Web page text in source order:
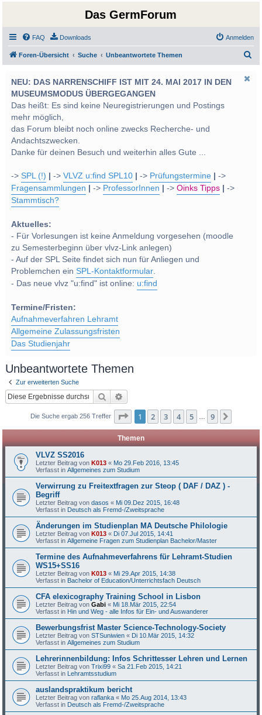
Das GermForum
FAQ Downloads Anmelden
Foren-Übersicht Suche Unbeantwortete Themen
NEU: DAS NARRENSCHIFF IST MIT 24. MAI 2017 IN DEN
MUSEUMSMODUS ÜBERGEGANGEN
Das heißt: Es sind keine Neuregistrierungen und Postings
mehr möglich,
das Forum bleibt noch online zwecks Recherche- und
Andachtszwecken.
Danke für deinen Besuch und weiterhin alles Gute ...
->SPL (!) ->VLVZ u:find SPL10 -> Prüfungstermine
->
Fragensammlungen
-> ProfessorInnen ->Oinks Tipps
->
Stammtisch?
Aktuelles:
- Für Vorlesungen ist keine Anmeldung vorgesehen (moodle
zu Semesterbeginn über vlvz-Link anlegen)
- Auf der SPL Seite findet sich nun für Anliegen und
Problemchen einSPL-Kontaktformular.
- Das neue vlvz "u:find" ist online: u:find
Termine/Fristen:
Aufnahmeverfahren Lehramt
Allgemeine Zulassungsfristen
Das Studienjahr
Unbeantwortete Themen
Zur erweiterten Suche
Suche
Die Suche ergab 256 Treffer Seite 1von
1 2 3 4 5 9
Themen
VLVZ SS2016
Letzter Beitrag vonK013 « Mo 29.Feb 2016, 13:45
Verfasst inAllgemeines zum Studium
Verwirrung zu Freitextfragen zur Steop ( DAF / DAZ ) -
Begriff
Letzter Beitrag vondasos « Mi 09.Dez 2015, 16:48
Verfasst in Deutsch als Fremd-/Zweitsprache
Änderungen im Studienplan MA Deutsche Philologie
Letzter Beitrag vonK013 « Di 07.Jul 2015, 14:41
Verfasst inAllgemeine Fragen zum Studienplan Bachelor/Master
Termine des Aufnahmeverfahrens für Lehramt-Studien
WS15+SS16
Letzter Beitrag vonK013 « Mi 29.Apr 2015, 14:38
Verfasst in Bachelor of Education/Unterrichtsfach Deutsch
CFA elexicography Training School in Lisbon
Letzter Beitrag vonGabi « Mi 18.Mär 2015, 22:54
Verfasst in Hin und Weg - alle Infos für Ein- und Auswanderer
Bewerbungsfrist Master Science-Technology-Society
Letzter Beitrag vonSTSuniwien « Di 10.Mär 2015, 14:32
Verfasst inAllgemeines zum Studium
Lehrerinnenbildung: Infos Schrittesser Lehren und Lernen
Letzter Beitrag vonTrixi99 «Sa 21.Feb 2015, 14:21
Verfasst in Lehramtsstudium
auslandspraktikum bericht
Letzter Beitrag vonraflanka « Mo 25.Aug 2014, 13:43
Verfasst in Deutsch als Fremd-/Zweitsprache